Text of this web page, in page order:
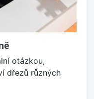
otázkou,
dřezů různých